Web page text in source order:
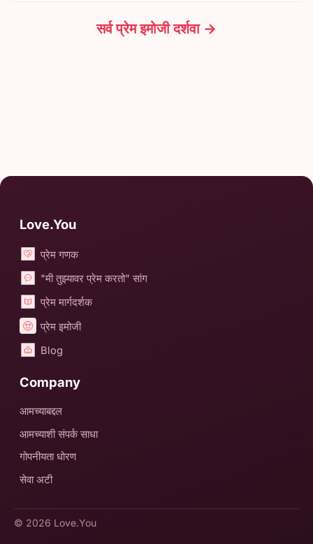
सर्व प्रेम इमोजी दर्शवा →
Love.You
प्रेम गणक
"मी तुझ्यावर प्रेम करतो" सांग
प्रेम मार्गदर्शक
प्रेम इमोजी
Blog
Company
आमच्याबद्दल
आमच्याशी संपर्क साधा
गोपनीयता धोरण
सेवा अटी
© 2026 Love.You